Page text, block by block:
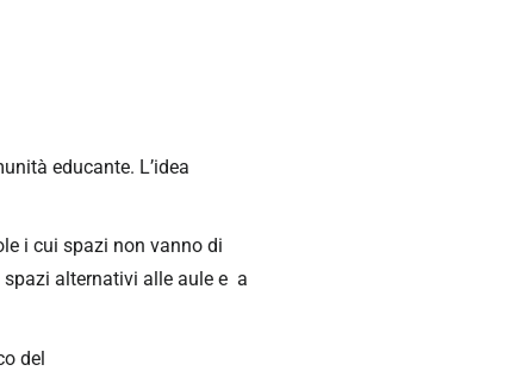
educante. L’idea
i cui spazi non vanno di
alternativi alle aule e a
del